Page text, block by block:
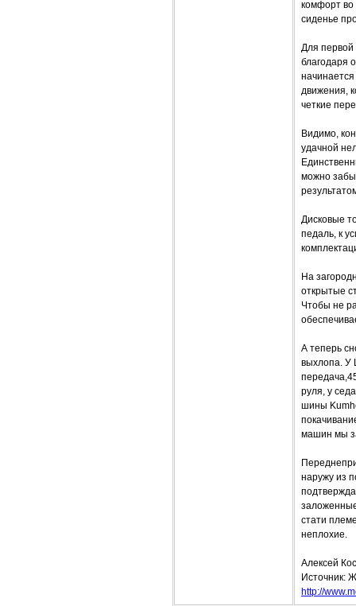
комфорт во
сиденье
Для первой
благодаря
движения,
четкие
Видимо,
удачной
можно
Дисковые
педаль, к
На
открытые
Чтобы не
А теперь
выхлопа. У
руля, у
шины
машин мы
наружу из
стати
неплохие.
Алексей
Источник:
http://